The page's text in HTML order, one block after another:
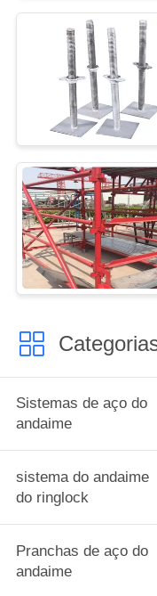
Sistemas de aço do
andaime
sistema do andaime
do ringlock
Pranchas de aço do
andaime